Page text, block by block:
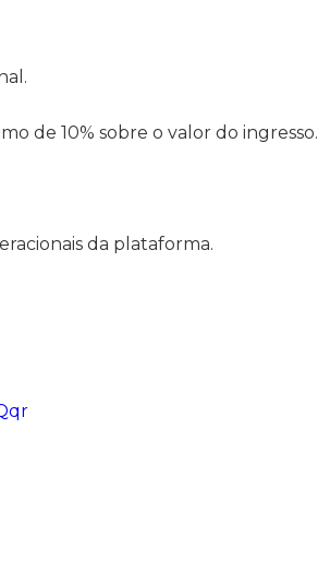
de 10% sobre o valor do ingresso.
da plataforma.